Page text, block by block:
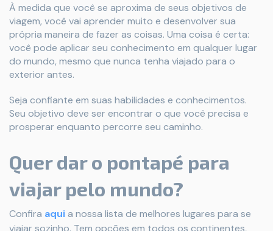
À medida que você se aproxima de seus objetivos de
viagem, você vai aprender muito e desenvolver sua
própria maneira de fazer as coisas. Uma coisa é certa:
você pode aplicar seu conhecimento em qualquer lugar
do mundo, mesmo que nunca tenha viajado para o
exterior antes.
Seja confiante em suas habilidades e conhecimentos.
Seu objetivo deve ser encontrar o que você precisa e
prosperar enquanto percorre seu caminho.
Quer dar o pontapé para
viajar pelo mundo?
Confira aquia nossa lista de melhores lugares para se
viajar sozinho. Tem opções em todos os continentes,